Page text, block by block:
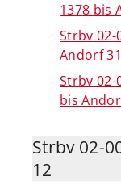
1378 bis
Strbv 02-
Andorf 31
Strbv 02-
bis
Strbv 02-
12